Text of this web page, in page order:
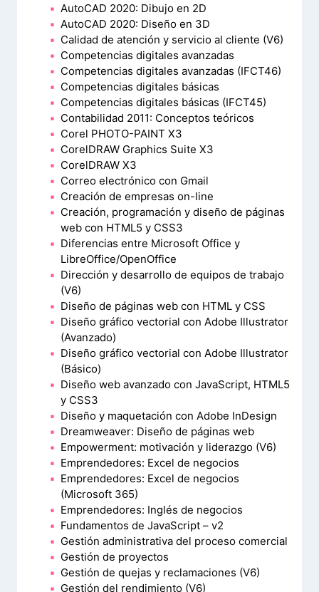
AutoCAD 2020: Dibujo en 2D
AutoCAD 2020: Diseño en 3D
Calidad de atención y servicio al cliente (V6)
Competencias digitales avanzadas
Competencias digitales avanzadas (IFCT46)
Competencias digitales básicas
Competencias digitales básicas (IFCT45)
Contabilidad 2011: Conceptos teóricos
Corel PHOTO-PAINT X3
CorelDRAW Graphics Suite X3
CorelDRAW X3
Correo electrónico con Gmail
Creación de empresas on-line
Creación, programación y diseño de páginas
web con HTML5 y CSS3
Diferencias entre Microsoft Office y
LibreOffice/OpenOffice
Dirección y desarrollo de equipos de trabajo
(V6)
Diseño de páginas web con HTML y CSS
Diseño gráfico vectorial con Adobe Illustrator
(Avanzado)
Diseño gráfico vectorial con Adobe Illustrator
(Básico)
Diseño web avanzado con JavaScript, HTML5
y CSS3
Diseño y maquetación con Adobe InDesign
Dreamweaver: Diseño de páginas web
Empowerment: motivación y liderazgo (V6)
Emprendedores: Excel de negocios
Emprendedores: Excel de negocios
(Microsoft 365)
Emprendedores: Inglés de negocios
Fundamentos de JavaScript – v2
Gestión administrativa del proceso comercial
Gestión de proyectos
Gestión de quejas y reclamaciones (V6)
Gestión del rendimiento (V6)